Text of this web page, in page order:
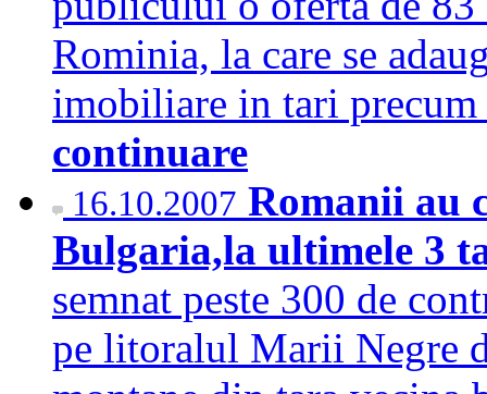
Rominia, la care se
imobiliare in tari
continuare
16.10.2007 Romanii au
Bulgaria,la ultimele 3
semnat peste 300 de
pe litoralul Marii Negre